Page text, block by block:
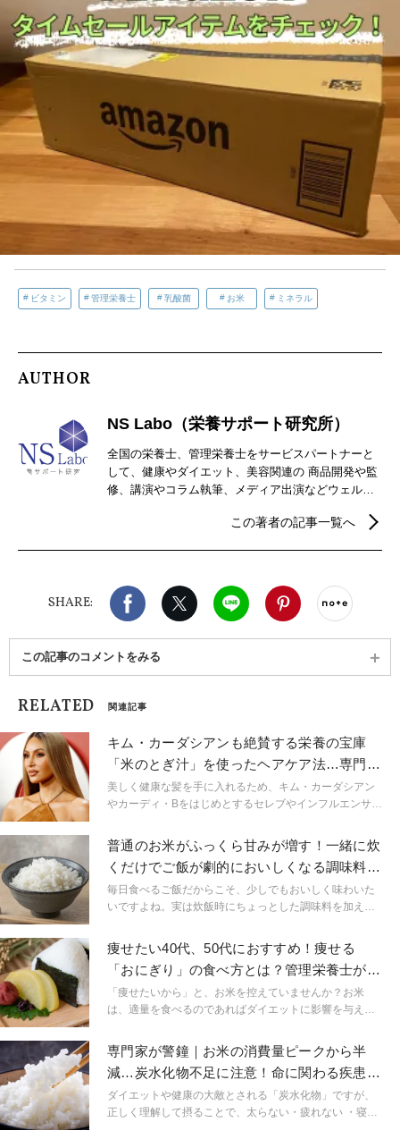
ビタミン 管理栄養士 乳酸菌 お米 ミネラル
AUTHOR
NS Labo（栄養サポート研究所）
全国の栄養士、管理栄養士をサービスパートナーと
して、健康やダイエット、美容関連の 商品開発や監
修、講演やコラム執筆、メディア出演などウェルネ
2020年に「ウェルネスライフコーチ協会」を立ち上
この著者の記事一覧へ
SHARE:
Facebook X（旧twitter）
LINE Pinterest
この記事のコメントをみる
RELATED 関連記事
キム・カーダシアンも絶賛する栄養の宝庫
「米のとぎ汁」を使ったヘアケア法…専門家
による意見は？
美しく健康な髪を手に入れるため、キム・カーダシアン
やカーディ・Bをはじめとするセレブやインフルエンサー
る。
普通のお米がふっくら甘みが増す！一緒に炊
くだけでご飯が劇的においしくなる調味料
は？管理栄養士解説
毎日食べるご飯だからこそ、少しでもおいしく味わいた
いですよね。実は炊飯時にちょっとした調味料を加える
いしく炊くためのテクニックはたくさんありますが、今
回は「調味料」に着目します。お米がおいしく炊ける調
味料5選をご紹介しますので、ぜひチェックしてください
ね。
痩せたい40代、50代におすすめ！痩せる
「おにぎり」の食べ方とは？管理栄養士が解
説
「痩せたいから」と、お米を控えていませんか？お米
は、適量を食べるのであればダイエットに影響を与えま
り」で食べることです。この記事では、お米がダイエッ
トに影響しない理由や、おすすめのおにぎりの食べ方に
ついて管理栄養士が解説します。お米は、適切に取り入
れるとダイエットの味方になる食べ物なので、ぜひ参考
にしてください。
専門家が警鐘｜お米の消費量ピークから半
減…炭水化物不足に注意！命に関わる疾患を
引き起こす原因にも
ダイエットや健康の大敵とされる「炭水化物」ですが、
正しく理解して摂ることで、太らない・疲れない ・寝つ